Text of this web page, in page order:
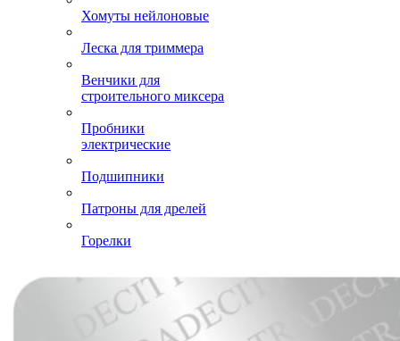
Хомуты нейлоновые
Леска для триммера
Венчики для
строительного миксера
Пробники
электрические
Подшипники
Патроны для дрелей
Горелки